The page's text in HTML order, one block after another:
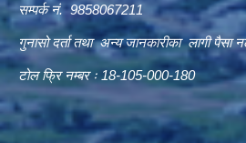
सम्पर्क नं. 9858067211
गुनासो दर्ता तथा अन्य जानकारीका लागी पैसा
टोल फ्रि नम्बर ः 18-105-000-180